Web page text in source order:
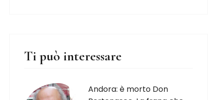
Ti può interessare
Andora: è morto Don